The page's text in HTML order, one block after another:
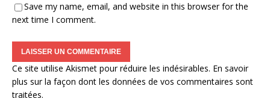
Save my name, email, and website in this browser for the
next time I comment.
Ce site utilise Akismet pour réduire les indésirables. En savoir
plus sur la façon dont les données de vos commentaires sont
traitées.